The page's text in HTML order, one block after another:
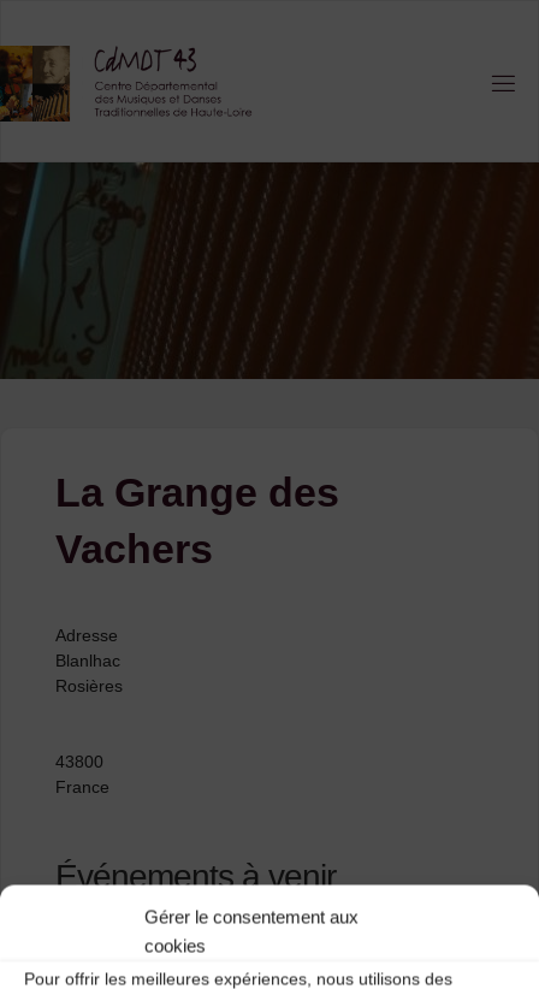
Gérer le consentement aux
cookies
Pour offrir les meilleures expériences, nous utilisons des
content
La Grange des
Vachers
Adresse
Blanlhac
Rosières
43800
France
Événements à venir